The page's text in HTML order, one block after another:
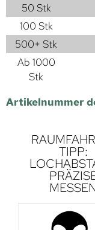
50 Stk
100 Stk
500+ Stk
Ab 1000
Stk
Artikelnummer
TIPP: